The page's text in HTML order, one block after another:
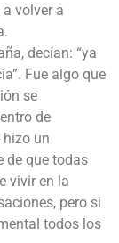
volver a
decían: “ya
Fue algo que
se
de
hizo un
de que todas
vivir en la
pero si
todos los